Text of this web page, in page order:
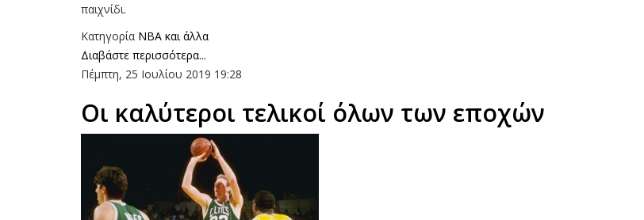
παιχνίδι.
Κατηγορία NBA και άλλα
Διαβάστε περισσότερα...
Πέμπτη, 25 Ιουλίου 2019 19:28
Οι καλύτεροι τελικοί όλων των εποχών